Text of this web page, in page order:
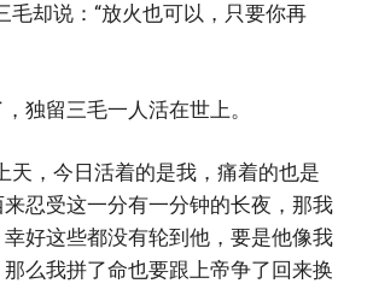
毛却说：“放火也可以，只要你再
独留三毛一人活在世上。
天，今日活着的是我，痛着的也是
忍受这一分有一分钟的长夜，那我
好这些都没有轮到他，要是他像我
么我拼了命也要跟上帝争了回来换